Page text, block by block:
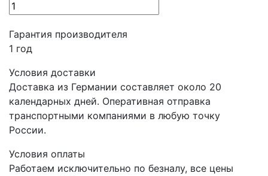
Гарантия производителя
1 год
Условия доставки
Доставка из Германии составляет около 20
календарных дней. Оперативная отправка
транспортными компаниями в любую точку
России.
Условия оплаты
Работаем исключительно по безналу, все цены